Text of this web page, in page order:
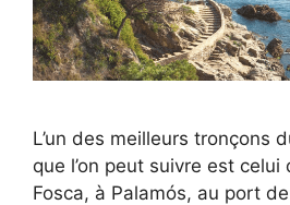
L’un des meilleurs tronçons
que l’on peut suivre est celui
Fosca, à Palamós, au port